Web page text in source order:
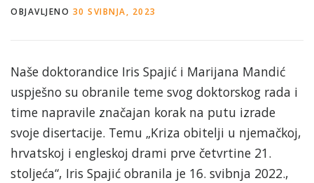
OBJAVLJENO 30 SVIBNJA, 2023
Naše doktorandice Iris Spajić i Marijana Mandić
uspješno su obranile teme svog doktorskog rada i
time napravile značajan korak na putu izrade
svoje disertacije. Temu „Kriza obitelji u njemačkoj,
hrvatskoj i engleskoj drami prve četvrtine 21.
stoljeća“, Iris Spajić obranila je 16. svibnja 2022.,